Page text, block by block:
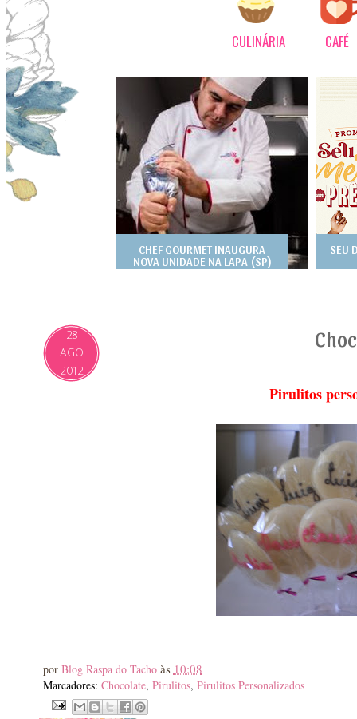
CULINÁRIA CAFÉ
CHEF GOURMET INAUGURA
NOVA UNIDADE NA LAPA (SP)
SEU
28
AGO
2012
Pirulitos
por Blog Raspa do Tacho às 10:08
Marcadores: Chocolate, Pirulitos, Pirulitos Personalizados